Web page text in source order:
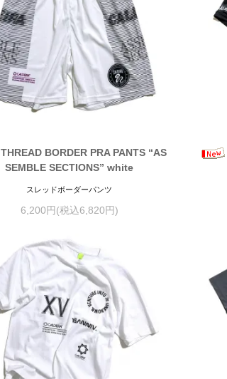
THREAD BORDER PRA PANTS “AS
SEMBLE SECTIONS” white
スレッドボーダーパンツ
6,200円(税込6,820円)